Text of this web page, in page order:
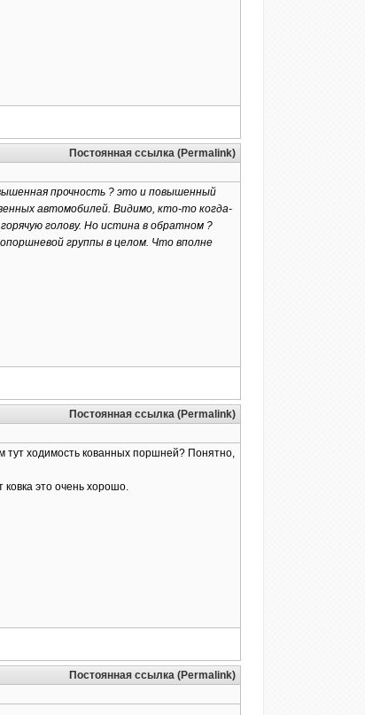
Постоянная ссылка (Permalink)
прочность ? это и повышенный
автомобилей. Видимо, кто-то когда-
голову. Но истина в обратном ?
группы в целом. Что вполне
Постоянная ссылка (Permalink)
тут ходимость кованных поршней? Понятно,
это очень хорошо.
Постоянная ссылка (Permalink)